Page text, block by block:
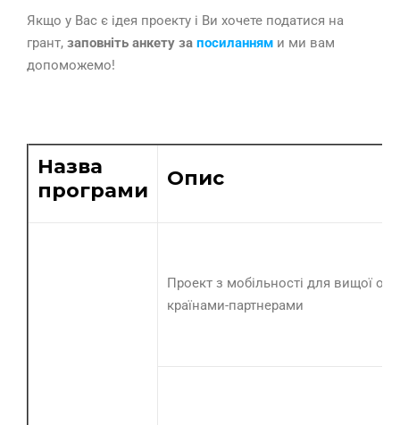
Якщо у Вас є ідея проекту і Ви хочете податися на
грант, заповніть анкету за посиланням и ми вам
допоможемо!
Назва
програми
Опис
Проект з мобільності для вищої
країнами-партнерами